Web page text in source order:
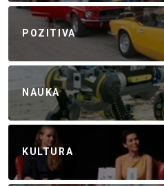
POZITIVA
NAUKA
KULTURA